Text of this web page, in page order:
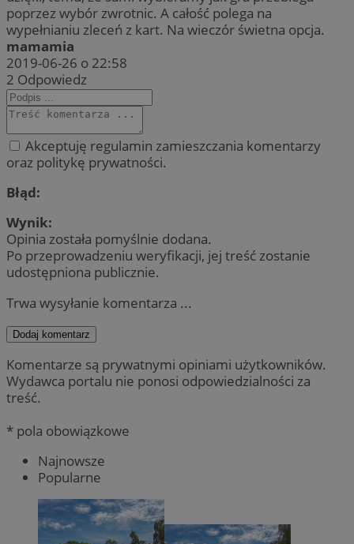
poprzez wybór zwrotnic. A całość polega na
wypełnianiu zleceń z kart. Na wieczór świetna opcja.
mamamia
2019-06-26 o 22:58
2 Odpowiedz
Akceptuję regulamin zamieszczania komentarzy
oraz politykę prywatności.
Błąd:
Wynik:
Opinia została pomyślnie dodana.
Po przeprowadzeniu weryfikacji, jej treść zostanie
udostępniona publicznie.
Trwa wysyłanie komentarza ...
Dodaj komentarz
Komentarze są prywatnymi opiniami użytkowników.
Wydawca portalu nie ponosi odpowiedzialności za
treść.
* pola obowiązkowe
Najnowsze
Popularne